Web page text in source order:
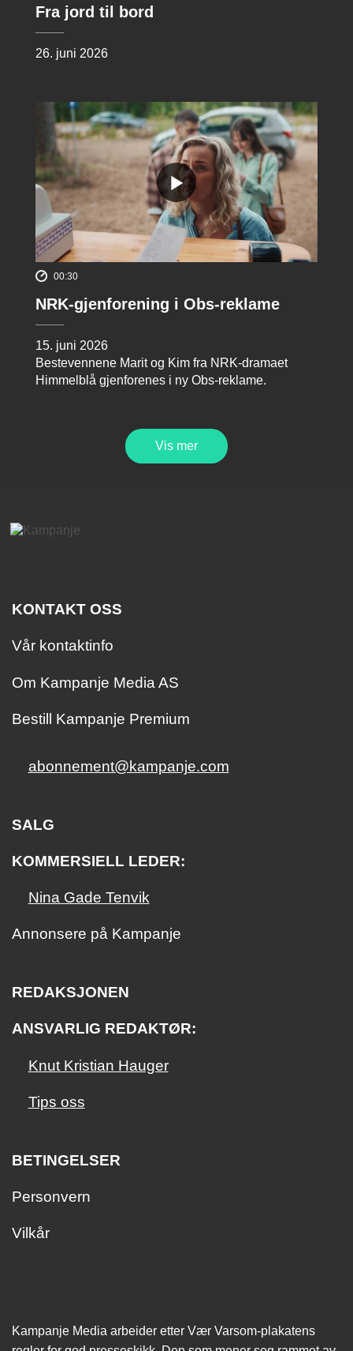
Fra jord til bord
26. juni 2026
00:30
NRK-gjenforening i Obs-reklame
15. juni 2026
Bestevennene Marit og Kim fra NRK-dramaet
Himmelblå gjenforenes i ny Obs-reklame.
Vis mer
KONTAKT OSS
Vår kontaktinfo
Om Kampanje Media AS
Bestill Kampanje Premium
abonnement@kampanje.com
SALG
KOMMERSIELL LEDER:
Nina Gade Tenvik
Annonsere på Kampanje
REDAKSJONEN
ANSVARLIG REDAKTØR:
Knut Kristian Hauger
Tips oss
BETINGELSER
Personvern
Vilkår
Kampanje Media arbeider etter Vær Varsom-plakatens